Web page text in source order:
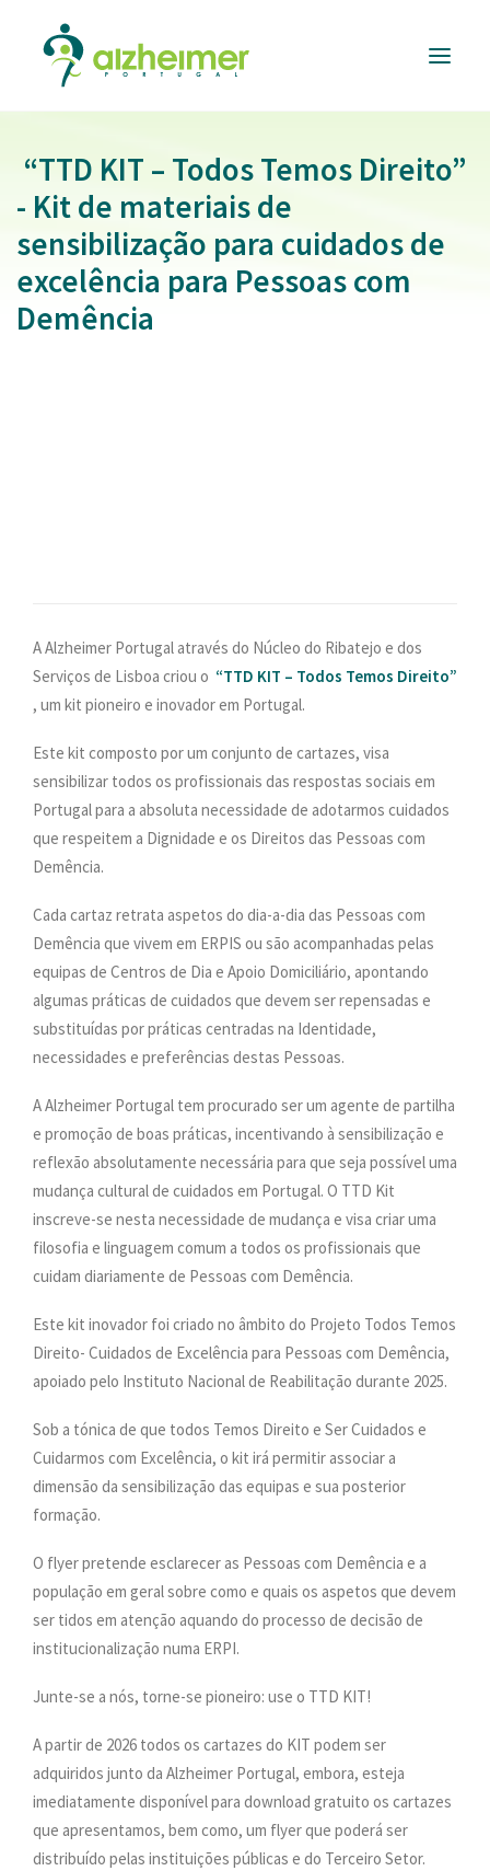
ALZHEIMER
PORTUGAL
INFORMAÇÃO
RESPOSTAS
E SERVIÇOS
FORMAÇÃO
E EVENTOS
“TTD KIT – Todos Temos Direito”
- Kit de materiais de
sensibilização para cuidados de
excelência para Pessoas com
Demência
A Alzheimer Portugal através do Núcleo do Ribatejo e dos
Serviços de Lisboa criou o “TTD KIT – Todos Temos Direito”
, um kit pioneiro e inovador em Portugal.
Este kit composto por um conjunto de cartazes, visa
sensibilizar todos os profissionais das respostas sociais em
Portugal para a absoluta necessidade de adotarmos cuidados
que respeitem a Dignidade e os Direitos das Pessoas com
Demência.
Cada cartaz retrata aspetos do dia-a-dia das Pessoas com
Demência que vivem em ERPIS ou são acompanhadas pelas
equipas de Centros de Dia e Apoio Domiciliário, apontando
algumas práticas de cuidados que devem ser repensadas e
substituídas por práticas centradas na Identidade,
necessidades e preferências destas Pessoas.
A Alzheimer Portugal tem procurado ser um agente de partilha
e promoção de boas práticas, incentivando à sensibilização e
reflexão absolutamente necessária para que seja possível uma
mudança cultural de cuidados em Portugal. O TTD Kit
inscreve-se nesta necessidade de mudança e visa criar uma
filosofia e linguagem comum a todos os profissionais que
cuidam diariamente de Pessoas com Demência.
Este kit inovador foi criado no âmbito do Projeto Todos Temos
Direito- Cuidados de Excelência para Pessoas com Demência,
apoiado pelo Instituto Nacional de Reabilitação durante 2025.
Sob a tónica de que todos Temos Direito e Ser Cuidados e
Cuidarmos com Excelência, o kit irá permitir associar a
dimensão da sensibilização das equipas e sua posterior
formação.
O flyer pretende esclarecer as Pessoas com Demência e a
população em geral sobre como e quais os aspetos que devem
ser tidos em atenção aquando do processo de decisão de
institucionalização numa ERPI.
Junte-se a nós, torne-se pioneiro: use o TTD KIT!
A partir de 2026 todos os cartazes do KIT podem ser
adquiridos junto da Alzheimer Portugal, embora, esteja
imediatamente disponível para download gratuito os cartazes
que apresentamos, bem como, um flyer que poderá ser
distribuído pelas instituições públicas e do Terceiro Setor.